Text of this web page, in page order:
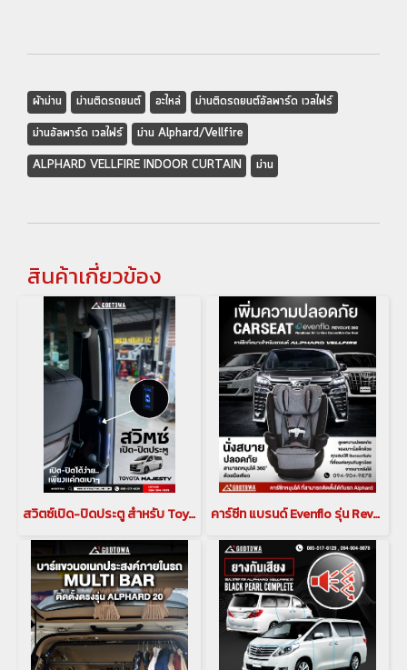
ผ้าม่าน ม่านติดรถยนต์ อะไหล่
ม่านติดรถยนต์อัลพาร์ด เวลไฟร์
ม่านอัลพาร์ด เวลไฟร์
ม่าน Alphard/Vellfire
ALPHARD VELLFIRE INDOOR CURTAIN
ม่าน
สินค้าเกี่ยวข้อง
สวิตซ์เปิด-ปิดประตู สำหรับ Toyota Majesty สวิตช์เปิด ปิด ตรงราวมือจับประตูสไลด์ โตโยต้า มาเจสตี้ คาร์ซีท แบรนด์ Evenflo รุ่น Revolve360 Extend Rotational All-in-One Convertible Car Seat สำหรับ Alphard Vellfire